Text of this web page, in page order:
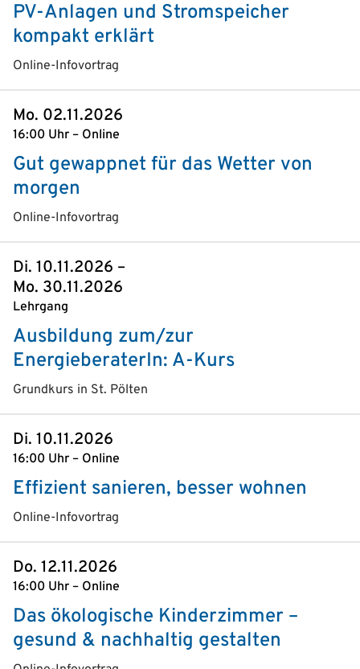
PV-Anlagen und Stromspeicher
kompakt erklärt
Online-Infovortrag
Mo. 02.11.2026
16:00 Uhr – Online
Gut gewappnet für das Wetter von
morgen
Online-Infovortrag
Di. 10.11.2026 –
Mo. 30.11.2026
Lehrgang
Ausbildung zum/zur
EnergieberaterIn: A-Kurs
Grundkurs in St. Pölten
Di. 10.11.2026
16:00 Uhr – Online
Effizient sanieren, besser wohnen
Online-Infovortrag
Do. 12.11.2026
16:00 Uhr – Online
Das ökologische Kinderzimmer –
gesund & nachhaltig gestalten